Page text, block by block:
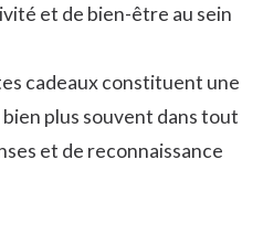
et de bien-être au sein
cadeaux constituent une
plus souvent dans tout
et de reconnaissance